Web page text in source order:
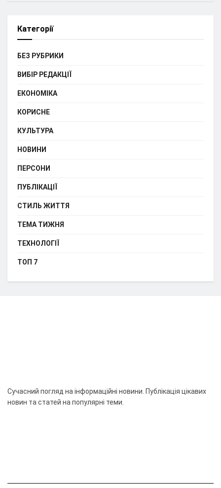
Категорії
БЕЗ РУБРИКИ
ВИБІР РЕДАКЦІЇ
ЕКОНОМІКА
КОРИСНЕ
КУЛЬТУРА
НОВИНИ
ПЕРСОНИ
ПУБЛІКАЦІЇ
СТИЛЬ ЖИТТЯ
ТЕМА ТИЖНЯ
ТЕХНОЛОГІЇ
ТОП 7
Сучасний погляд на інформаційні новини. Публікація цікавих
новин та статей на популярні теми.